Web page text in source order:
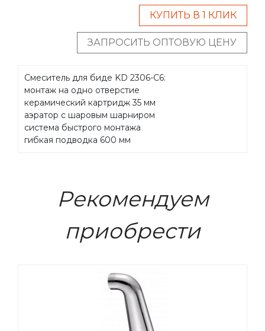
КУПИТЬ В 1 КЛИК
ЗАПРОСИТЬ ОПТОВУЮ ЦЕНУ
Смеситель для биде KD 2306-C6:
монтаж на одно отверстие
керамический картридж 35 мм
аэратор с шаровым шарниром
система быстрого монтажа
гибкая подводка 600 мм
Рекомендуем
приобрести